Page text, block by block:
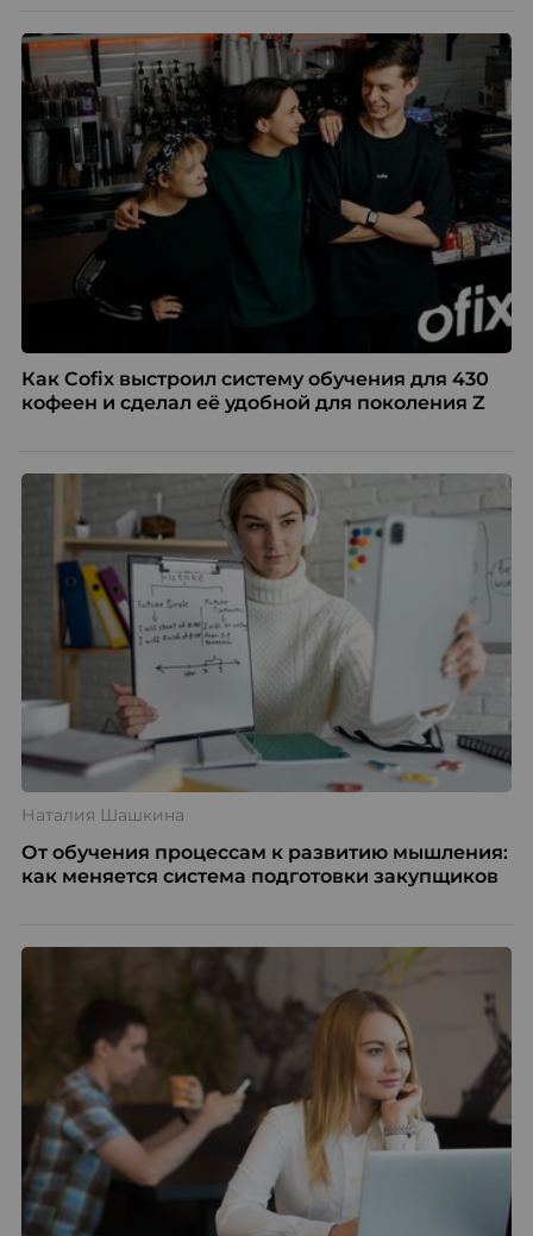
Как Cofix выстроил систему обучения для 430
кофеен и сделал её удобной для поколения Z
Наталия Шашкина
От обучения процессам к развитию мышления:
как меняется система подготовки закупщиков